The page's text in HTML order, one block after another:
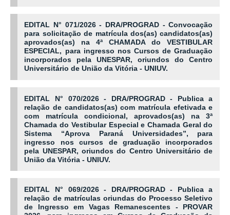
EDITAL N° 071/2026 - DRA/PROGRAD - Convocação
para solicitação de matrícula dos(as) candidatos(as)
aprovados(as) na 4ª CHAMADA do VESTIBULAR
ESPECIAL, para ingresso nos Cursos de Graduação
incorporados pela UNESPAR, oriundos do Centro
Universitário de União da Vitória - UNIUV.
EDITAL N° 070/2026 - DRA/PROGRAD - Publica a
relação de candidatos(as) com matrícula efetivada e
com matrícula condicional, aprovados(as) na 3ª
Chamada do Vestibular Especial e Chamada Geral do
Sistema “Aprova Paraná Universidades”, para
ingresso nos cursos de graduação incorporados
pela UNESPAR, oriundos do Centro Universitário de
União da Vitória - UNIUV.
EDITAL N° 069/2026 - DRA/PROGRAD - Publica a
relação de matrículas oriundas do Processo Seletivo
de Ingresso em Vagas Remanescentes - PROVAR